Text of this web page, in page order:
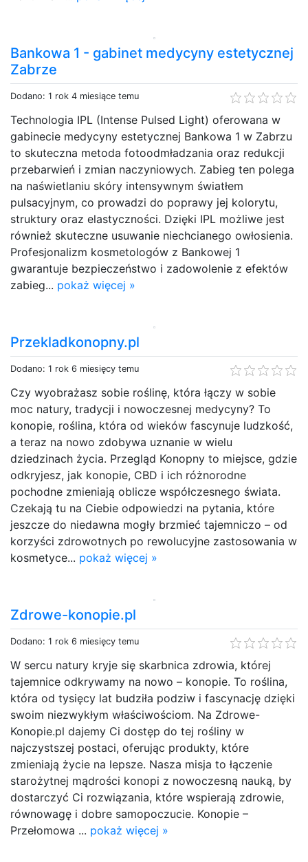
Bankowa 1 - gabinet medycyny estetycznej
Zabrze
Dodano: 1 rok 4 miesiące temu
Technologia IPL (Intense Pulsed Light) oferowana w
gabinecie medycyny estetycznej Bankowa 1 w Zabrzu
to skuteczna metoda fotoodmładzania oraz redukcji
przebarwień i zmian naczyniowych. Zabieg ten polega
na naświetlaniu skóry intensywnym światłem
pulsacyjnym, co prowadzi do poprawy jej kolorytu,
struktury oraz elastyczności. Dzięki IPL możliwe jest
również skuteczne usuwanie niechcianego owłosienia.
Profesjonalizm kosmetologów z Bankowej 1
gwarantuje bezpieczeństwo i zadowolenie z efektów
zabieg... pokaż więcej »
Przekladkonopny.pl
Dodano: 1 rok 6 miesięcy temu
Czy wyobrażasz sobie roślinę, która łączy w sobie
moc natury, tradycji i nowoczesnej medycyny? To
konopie, roślina, która od wieków fascynuje ludzkość,
a teraz na nowo zdobywa uznanie w wielu
dziedzinach życia. Przegląd Konopny to miejsce, gdzie
odkryjesz, jak konopie, CBD i ich różnorodne
pochodne zmieniają oblicze współczesnego świata.
Czekają tu na Ciebie odpowiedzi na pytania, które
jeszcze do niedawna mogły brzmieć tajemniczo – od
korzyści zdrowotnych po rewolucyjne zastosowania w
kosmetyce... pokaż więcej »
Zdrowe-konopie.pl
Dodano: 1 rok 6 miesięcy temu
W sercu natury kryje się skarbnica zdrowia, której
tajemnice odkrywamy na nowo – konopie. To roślina,
która od tysięcy lat budziła podziw i fascynację dzięki
swoim niezwykłym właściwościom. Na Zdrowe-
Konopie.pl dajemy Ci dostęp do tej rośliny w
najczystszej postaci, oferując produkty, które
zmieniają życie na lepsze. Nasza misja to łączenie
starożytnej mądrości konopi z nowoczesną nauką, by
dostarczyć Ci rozwiązania, które wspierają zdrowie,
równowagę i dobre samopoczucie. Konopie –
Przełomowa ... pokaż więcej »